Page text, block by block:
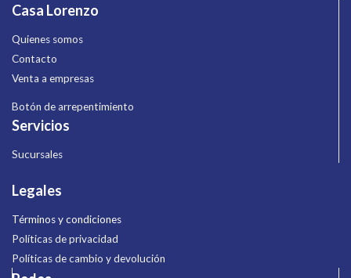
Casa Lorenzo
Quienes somos
Contacto
Venta a empresas
Botón de arrepentimiento
Servicios
Sucursales
Legales
Términos y condiciones
Políticas de privacidad
Políticas de cambio y devolución